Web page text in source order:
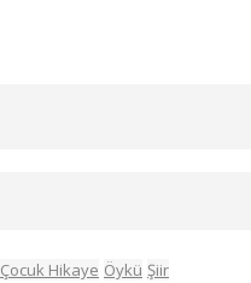
Çocuk Hikaye Öykü Şiir